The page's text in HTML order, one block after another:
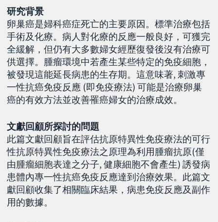
研究背景
卵巢癌是婦科癌症死亡的主要原因。標準治療包括
手術及化療。病人對化療的反應一般良好，可獲完
全緩解，但仍有大多數婦女經歷復發後沒有治療可
供選擇。腫瘤環境中若產生某些特定的免疫細胞，
被發現這能延長病患的生存期。這意味著, 刺激專
一性抗癌免疫反應 (即免疫療法) 可能是治療卵巢
癌的有效方法並改善罹癌婦女的治療成效。
文獻回顧所探討的問題
此篇文獻回顧旨在評估抗原特異性免疫療法的可行
性抗原特異性免疫療法之原理為利用腫瘤抗原(僅
由腫瘤細胞表達之分子, 健康細胞不會產生) 誘發病
患體內專一性抗癌免疫反應達到治療效果。此篇文
獻回顧收集了相關臨床結果，病患免疫反應及副作
用的數據。